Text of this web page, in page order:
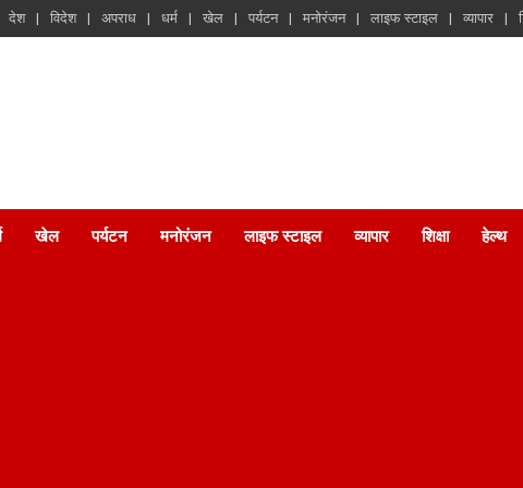
देश विदेश अपराध धर्म खेल पर्यटन मनोरंजन लाइफ स्टाइल व्यापार
खेल पर्यटन मनोरंजन लाइफ स्टाइल व्यापार शिक्षा हेल्थ